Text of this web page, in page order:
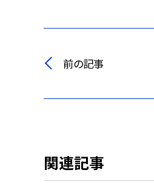
前の記事
関連記事